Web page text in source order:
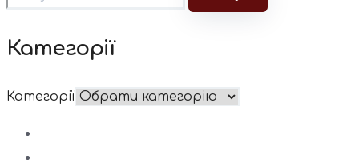
Категорії
Категорії